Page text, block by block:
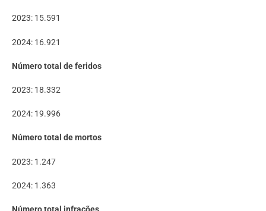
2023: 15.591
2024: 16.921
Número total de feridos
2023: 18.332
2024: 19.996
Número total de mortos
2023: 1.247
2024: 1.363